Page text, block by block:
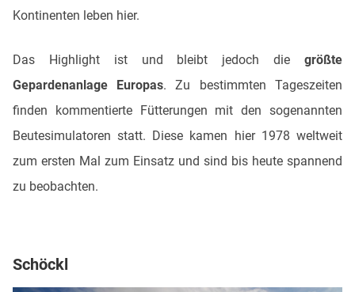
Kontinenten leben hier.
Das Highlight ist und bleibt jedoch die größte
Gepardenanlage Europas. Zu bestimmten Tageszeiten
finden kommentierte Fütterungen mit den sogenannten
Beutesimulatoren statt. Diese kamen hier 1978 weltweit
zum ersten Mal zum Einsatz und sind bis heute spannend
zu beobachten.
Schöckl